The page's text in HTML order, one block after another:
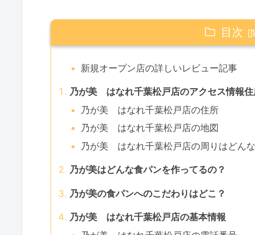
目次
新規オープン店の詳しいレビュー記事
乃が美 はなれ千葉松戸店のアクセス情報住
乃が美 はなれ千葉松戸店の住所
乃が美 はなれ千葉松戸店の地図
乃が美 はなれ千葉松戸店の周りはどん
乃が美はどんな食パンを作ってるの？
乃が美の食パンへのこだわりはどこ？
乃が美 はなれ千葉松戸店の基本情報